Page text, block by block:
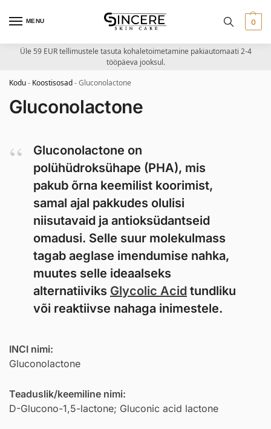
MENU 0
Üle 59 EUR tellimustele tasuta kohaletoimetamine pakiautomaati 2-4
tööpäeva jooksul.
Kodu- Koostisosad-Gluconolactone
Gluconolactone
Gluconolactone on
polühüdroksühape (PHA), mis
pakub õrna keemilist koorimist,
samal ajal pakkudes olulisi
niisutavaid ja antioksüdantseid
omadusi. Selle suur molekulmass
tagab aeglase imendumise nahka,
muutes selle ideaalseks
alternatiiviks Glycolic Acid tundliku
või reaktiivse nahaga inimestele.
INCI nimi:
Gluconolactone
Teaduslik/keemiline nimi:
D-Glucono-1,5-lactone; Gluconic acid lactone